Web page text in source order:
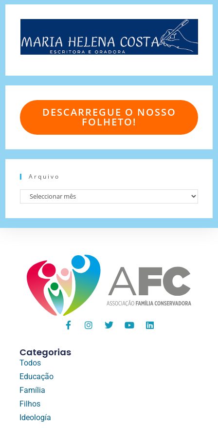
DESCARREGUE O NOSSO
FOLHETO!
Arquivo
Categorias
Todos
Educação
Família
Filhos
Ideología